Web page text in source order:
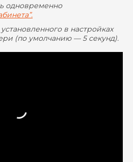
одновременно
в настройках
(по умолчанию — 5 секунд).